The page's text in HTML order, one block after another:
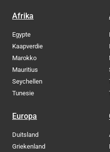
Afrika
Egypte
Kaapverdie
Marokko
Mauritius
Seychellen
Tunesie
Europa
Duitsland
Griekenland